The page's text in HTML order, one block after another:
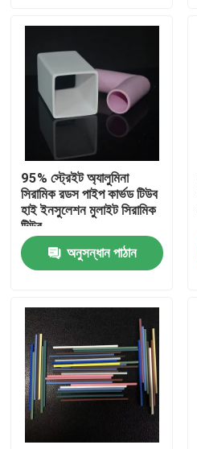
ভিডিও
আমাদের সম্পর্কে
কারখানা ভ্রমণ
মান নিয়ন্ত্রণ
উদ্ধৃতির জন্য আবেদন
মেশিনিং সিরামিক যন্ত্রাংশ
95 অ্যালুমিনা সিরামিক
95% স্ট্রেইট অ্যালুমিনা
সিরামিক রডস পাইপ কার্ভড টিউব
হাই ইনসুলেশন মুলাইট সিরামিক
টিউব
অনুসন্ধান পাঠান